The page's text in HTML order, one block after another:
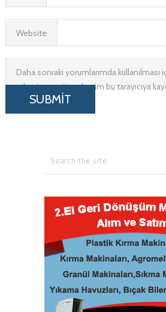
Website
Daha sonraki yorumlarımda kullanılması
adresim ve site adresim bu tarayıcıya